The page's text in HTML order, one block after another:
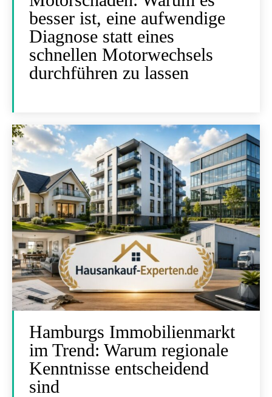
besser ist, eine aufwendige
Diagnose statt eines
schnellen Motorwechsels
durchführen zu lassen
Hamburgs Immobilienmarkt
im Trend: Warum regionale
Kenntnisse entscheidend
sind